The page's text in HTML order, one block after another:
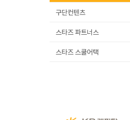
구단컨텐츠
스타즈 파트너스
스타즈 스쿨어택